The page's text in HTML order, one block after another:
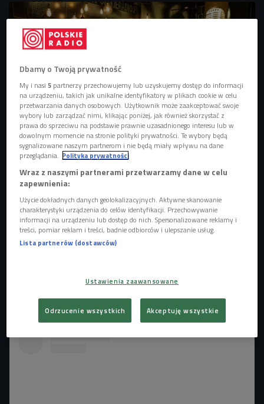
Natalia Mikołajska zagrała koncert w "Będzie głośno"
Foto: Krzysztof
Świeżak/Polskie Radio
Natalia Mikołajska
"Będzie głośno! Debiut na winylu" zaprezentowała m.in.
popowy utwór "Karuzela". Tą piosenką podbiła ich serca
tak znalazła się w gronie laureatów konkursu.W
oczekiwaniu na wydanie winylowego albumu z piosenkami
Dbamy o Twoją prywatność
My i nasi5 partnerzy przechowujemy lub uzyskujemy dostęp do informacji
na urządzeniu, takich jak unikalne identyfikatory w plikach cookie w celu
przetwarzania danych osobowych. Użytkownik może zaakceptować swoje
wybory lub zarządzać nimi, klikając poniżej, jak również skorzystać z
prawa do sprzeciwu na podstawie prawnie uzasadnionego interesu lub w
dowolnym momencie na stronie polityki prywatności. Te wybory będą
sygnalizowane naszym partnerom i nie będą miały wpływu na dane
przeglądania. Polityka prywatności
Wraz z naszymi partnerami przetwarzamy dane w celu
zapewnienia:
Użycie dokładnych danych geolokalizacyjnych. Aktywne skanowanie
charakterystyki urządzenia do celów identyfikacji. Przechowywanie
informacji na urządzeniu lub dostęp do nich. Spersonalizowane reklamy i
treści, pomiar reklam i treści, badnie odbiorców i ulepszanie usług.
Lista partnerów (dostawców)
Ustawienia zaawansowane
Odrzucenie wszystkich Akceptuję wszystkie